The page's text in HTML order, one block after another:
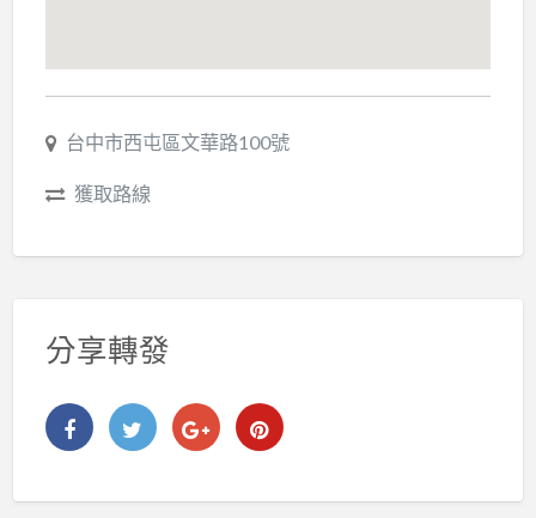
台中市西屯區文華路100號
獲取路線
分享轉發